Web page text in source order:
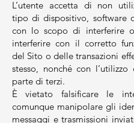
L’utente accetta di non
tipo di dispositivo, software
con lo scopo di interferire
interferire con il corretto
del Sito o delle transazioni
stesso, nonché con
parte di terzi.
È vietato falsificare le
comunque manipolare gli
messaggi e trasmissioni